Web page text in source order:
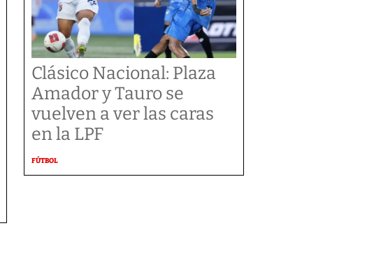
Clásico Nacional: Plaza
Amador y Tauro se
vuelven a ver las caras
en la LPF
FÚTBOL